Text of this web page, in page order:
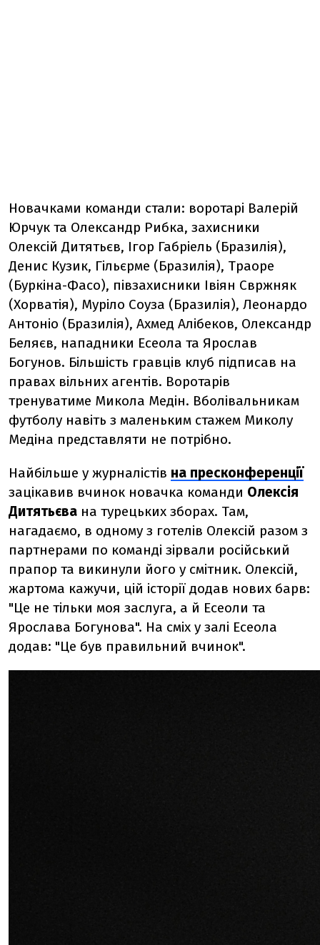
Новачками команди стали: воротарі Валерій
Юрчук та Олександр Рибка, захисники
Олексій Дитятьєв, Ігор Габріель (Бразилія),
Денис Кузик, Гільєрме (Бразилія), Траоре
(Буркіна-Фасо), півзахисники Івіян Свржняк
(Хорватія), Муріло Соуза (Бразилія), Леонардо
Антоніо (Бразилія), Ахмед Алібеков, Олександр
Беляєв, нападники Есеола та Ярослав
Богунов. Більшість гравців клуб підписав на
правах вільних агентів. Воротарів
тренуватиме Микола Медін. Вболівальникам
футболу навіть з маленьким стажем Миколу
Медіна представляти не потрібно.
Найбільше у журналістів на пресконференції
зацікавив вчинок новачка команди Олексія
Дитятьєва на турецьких зборах. Там,
нагадаємо, в одному з готелів Олексій разом з
партнерами по команді зірвали російський
прапор та викинули його у смітник. Олексій,
жартома кажучи, цій історії додав нових барв:
"Це не тільки моя заслуга, а й Есеоли та
Ярослава Богунова". На сміх у залі Есеола
додав: "Це був правильний вчинок".